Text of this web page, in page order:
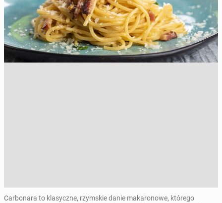
Carbonara to klasyczne, rzymskie danie makaronowe, którego